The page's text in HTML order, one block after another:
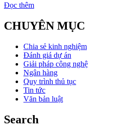
Đọc thêm
CHUYÊN MỤC
Chia sẻ kinh nghiệm
Đánh giá dự án
Giải pháp công nghệ
Ngân hàng
Quy trình thủ tục
Tin tức
Văn bản luật
Search